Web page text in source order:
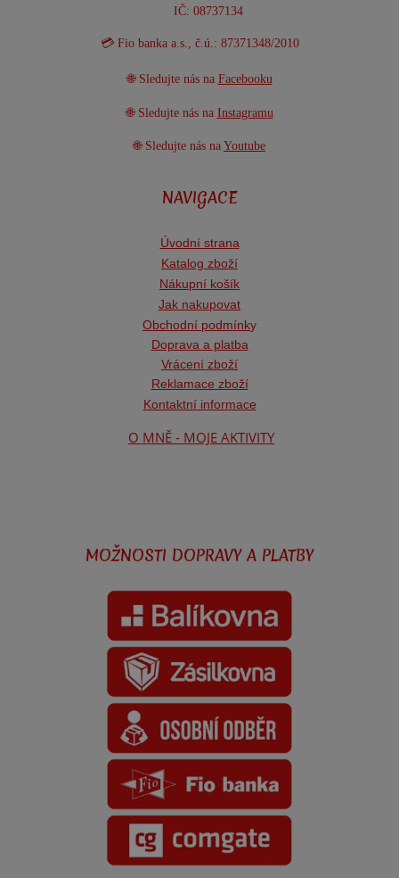
IČ: 08737134
💳 Fio banka a.s., č.ú.: 87371348/2010
🌐 Sledujte nás na Facebooku
🌐 Sledujte nás na Instagramu
🌐 Sledujte nás na Youtube
NAVIGACE
Úvodní strana
Katalog zboží
Nákupní košík
Jak nakupovat
Obchodní podmínky
Doprava a platba
Vrácení zboží
Reklamace zboží
Kontaktní informace
O MNĚ - MOJE AKTIVITY
MOŽNOSTI DOPRAVY A PLATBY